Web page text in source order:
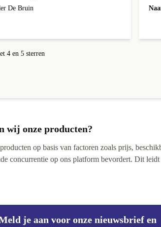
in orde en de behuizing had een
van een gloednieuwe uit de verpakking.
De Bruin
4 en 5 sterren
wij onze producten?
op basis van factoren zoals prijs,
concurrentie op ons platform bevordert. Dit
je aan voor onze nieuwsbrief en